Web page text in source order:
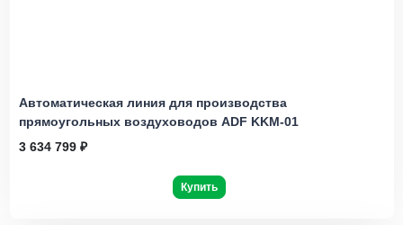
Автоматическая линия для производства
прямоугольных воздуховодов ADF KKM-01
3 634 799 ₽
Купить